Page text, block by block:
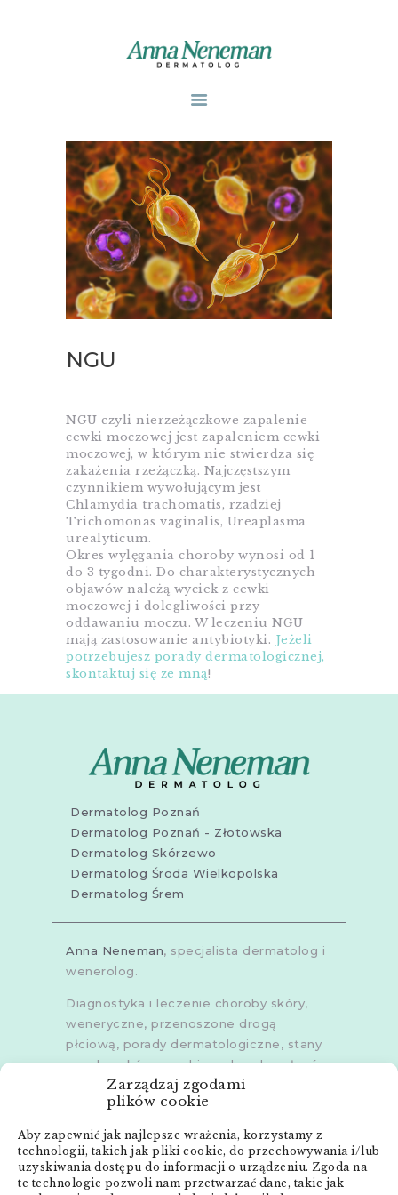
Zarządzaj zgodami
plików cookie
Aby zapewnić jak najlepsze wrażenia, korzystamy z
technologii, takich jak pliki cookie, do przechowywania i/lub
uzyskiwania dostępu do informacji o urządzeniu. Zgoda na
te technologie pozwoli nam przetwarzać dane, takie jak
PUBLIKACJE
ZABIEGI
O MNIE
GABINETY
WPISY
KONTAKT
NGU
NGU czyli nierzeżączkowe zapalenie
cewki moczowej jest zapaleniem cewki
moczowej, w którym nie stwierdza się
zakażenia rzeżączką. Najczęstszym
czynnikiem wywołującym jest
Chlamydia trachomatis, rzadziej
Trichomonas vaginalis, Ureaplasma
urealyticum.
Okres wylęgania choroby wynosi od 1
do 3 tygodni. Do charakterystycznych
objawów należą wyciek z cewki
moczowej i dolegliwości przy
oddawaniu moczu. W leczeniu NGU
mają zastosowanie antybiotyki. Jeżeli
potrzebujesz porady dermatologicznej,
skontaktuj się ze mną!
Dermatolog Poznań
Dermatolog Poznań - Złotowska
Dermatolog Skórzewo
Dermatolog Środa Wielkopolska
Dermatolog Śrem
Anna Neneman, specjalista dermatolog i
wenerolog.
Diagnostyka i leczenie choroby skóry,
weneryczne, przenoszone drogą
płciową, porady dermatologiczne, stany
zapalne skóry, grzybice, choroby włosów,
dermoskopia, trichoskopia, u dorosłych i
Gabinety wPoznaniu,Poznaniu -
Złotowska,Skórzewie,Środzie
WielkopolskiejiŚremie